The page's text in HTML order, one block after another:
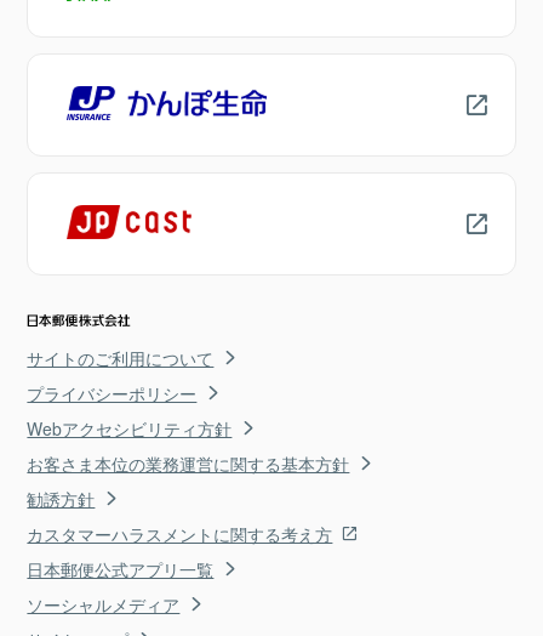
サイトのご利用について
プライバシーポリシー
Webアクセシビリティ方針
お客さま本位の業務運営に関する基本方針
勧誘方針
カスタマーハラスメントに関する考え方
日本郵便公式アプリ一覧
ソーシャルメディア